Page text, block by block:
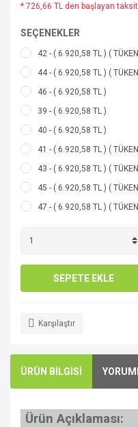
* 726,66 TL den başlayan
SEÇENEKLER
42 - ( 6.920,58 TL ) (
44 - ( 6.920,58 TL ) (
46 - ( 6.920,58 TL )
39 - ( 6.920,58 TL )
40 - ( 6.920,58 TL )
41 - ( 6.920,58 TL ) (
43 - ( 6.920,58 TL ) (
45 - ( 6.920,58 TL ) (
47 - ( 6.920,58 TL ) (
SEPETE EKLE
Karşılaştır
ÜRÜN BİLGİSİ
Ürün Açıklaması: